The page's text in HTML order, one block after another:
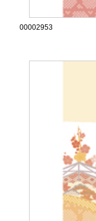
00002953